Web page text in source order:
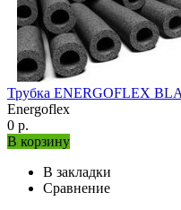
Трубка ENERGOFLEX
Energoflex
0 р.
В корзину
В закладки
Сравнение